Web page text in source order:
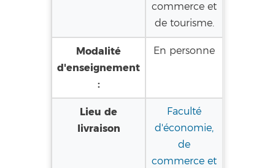
commerce et
de tourisme.
Modalité
d'enseignement
:
En personne
Lieu de
livraison
Faculté
d'économie,
de
commerce et